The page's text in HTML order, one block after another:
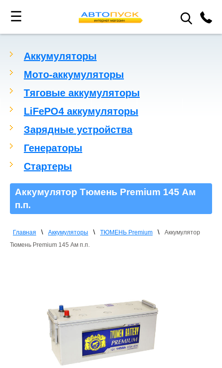
☰
Аккумуляторы
Мото-аккумуляторы
Тяговые аккумуляторы
LiFePO4 аккумуляторы
Зарядные устройства
Генераторы
Стартеры
Аккумулятор Тюмень Premium 145 Ам
п.п.
Главная \ Аккумуляторы \ ТЮМЕНЬ Premium \
Аккумулятор
Тюмень Premium 145 Ам п.п.